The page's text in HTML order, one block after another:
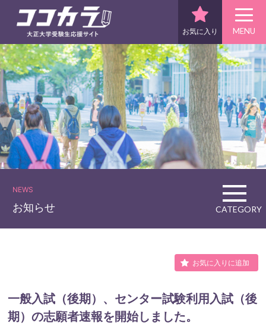
お気に入り MENU
NEWS
お知らせ CATEGORY
お気に入りに追加
一般入試（後期）、センター試験利用入試（後
期）の志願者速報を開始しました。